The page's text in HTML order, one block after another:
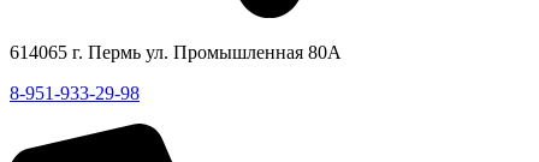
614065 г. Пермь ул. Промышленная 80А
8-951-933-29-98